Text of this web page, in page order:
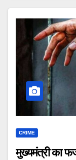
CRIME
मुख्यमंत्री का